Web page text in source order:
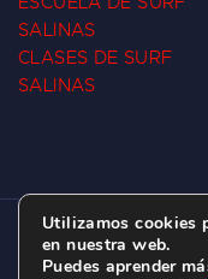
SALINAS
CLASES DE SURF
SALINAS
ESCUELA
C/
Utilizamos cookies
en nuestra web.
Puedes aprender